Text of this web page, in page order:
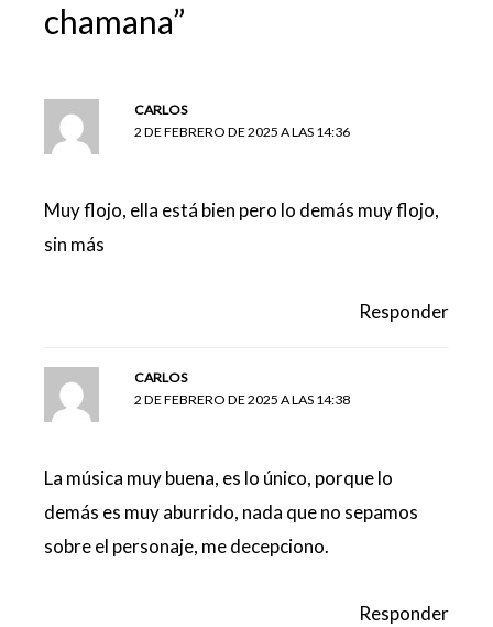
chamana”
CARLOS
2 DE FEBRERO DE 2025 A LAS 14:36
Muy flojo, ella está bien pero lo demás muy flojo,
sin más
Responder
CARLOS
2 DE FEBRERO DE 2025 A LAS 14:38
La música muy buena, es lo único, porque lo
demás es muy aburrido, nada que no sepamos
sobre el personaje, me decepciono.
Responder